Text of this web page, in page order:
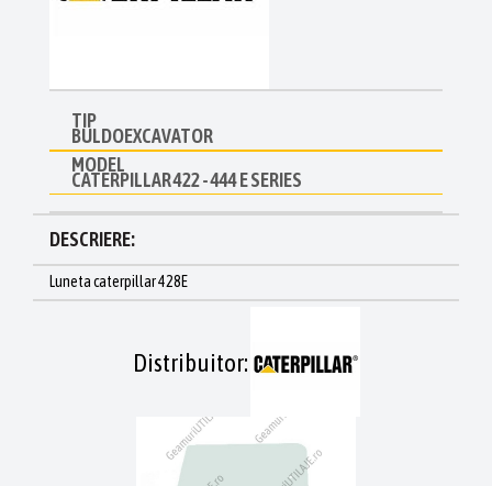
TIP
BULDOEXCAVATOR
MODEL
CATERPILLAR 422 - 444 E SERIES
DESCRIERE:
Luneta caterpillar 428E
Distribuitor: